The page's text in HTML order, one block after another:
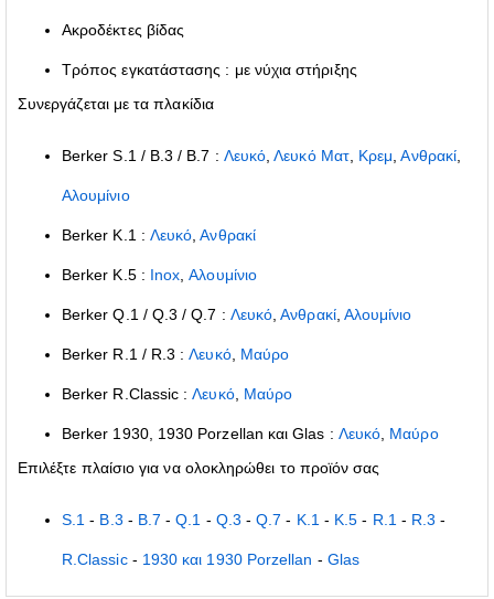
Ακροδέκτες βίδας
Τρόπος εγκατάστασης : με νύχια στήριξης
Συνεργάζεται με τα πλακίδια
Berker S.1 / B.3 / B.7 : Λευκό ,Λευκό Ματ, Κρεμ ,Ανθρακί,
Αλουμίνιο
Berker K.1 : Λευκό ,Ανθρακί
Berker Κ.5 : Inox ,Αλουμίνιο
Berker Q.1 / Q.3 / Q.7 : Λευκό ,Ανθρακί, Αλουμίνιο
Berker R.1 / R.3 :Λευκό, Μαύρο
Berker R.Classic :Λευκό, Μαύρο
Berker 1930, 1930 Porzellan και Glas : Λευκό Μαύρο
Επιλέξτε πλαίσιο για να ολοκληρώθει το προϊόν σας
S.1 - B.3 - B.7 -Q.1 - Q.3 -Q.7 - K.1 - K.5 - R.1 - R.3 -
R.Classic- 1930 και 1930 Porzellan - Glas